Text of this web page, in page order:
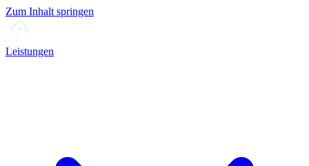
Zum Inhalt springen
Leistungen